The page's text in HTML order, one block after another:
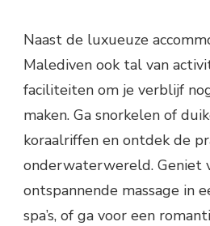
Naast de luxueuze
Malediven ook tal van
faciliteiten om je verblijf
maken. Ga snorkelen of
koraalriffen en ontdek de
onderwaterwereld. Geniet
ontspannende massage in
spa’s, of ga voor een